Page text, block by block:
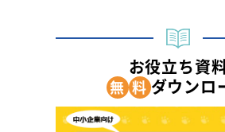
お役立ち資
無 料 ダウンロ